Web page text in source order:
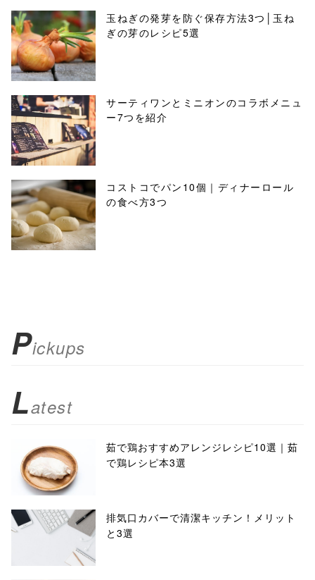
玉ねぎの発芽を防ぐ保存方法3つ│玉ね
ぎの芽のレシピ5選
サーティワンとミニオンのコラボメニュ
ー7つを紹介
コストコでパン10個｜ディナーロール
の食べ方3つ
Pickups
Latest
茹で鶏おすすめアレンジレシピ10選｜茹
で鶏レシピ本3選
排気口カバーで清潔キッチン！メリット
と3選